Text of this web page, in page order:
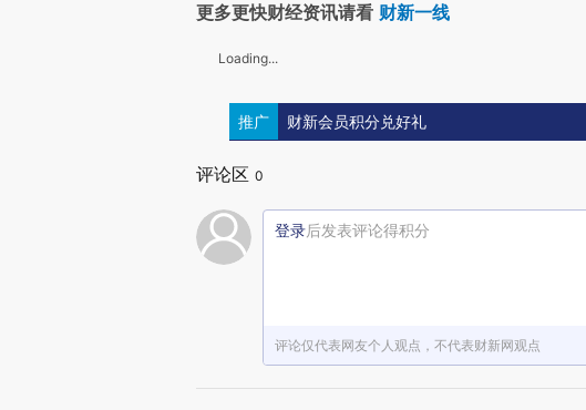
更多更快财经资讯请看 财新一线
Loading...
推广 财新会员积分兑好礼
评论区 0
登录后发表评论得积分
评论仅代表网友个人观点，不代表财新网观点